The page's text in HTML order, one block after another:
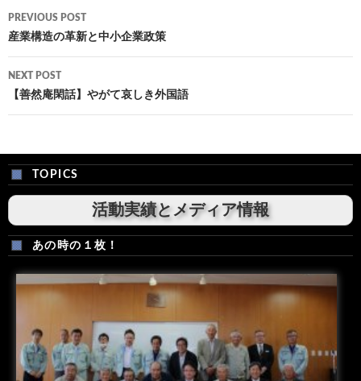
Post
navigation
PREVIOUS POST
産業構造の革新と中小企業政策
NEXT POST
【善然庵閑話】やがて哀しき外国語
TOPICS
活動実績とメディア情報
あの時の１枚！